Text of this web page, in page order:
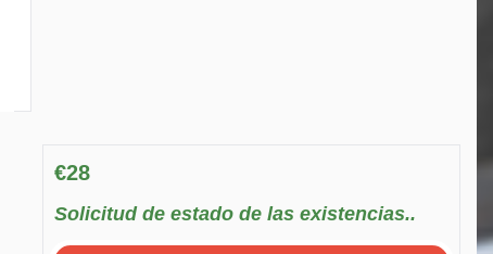
€28
Solicitud de estado de las existencias..